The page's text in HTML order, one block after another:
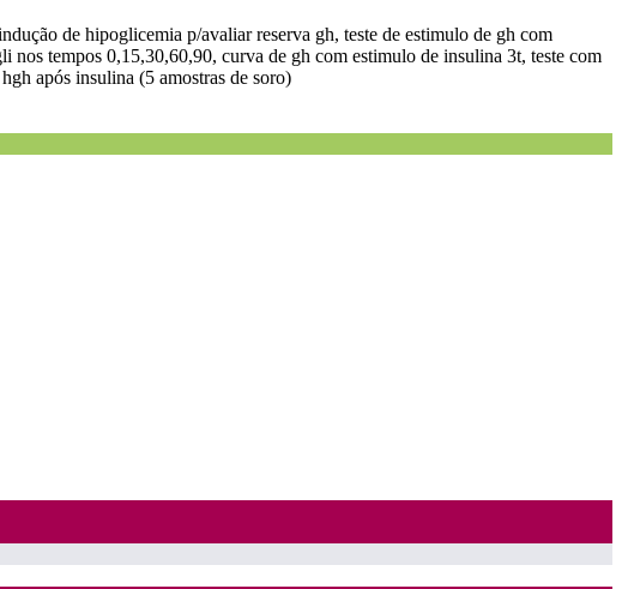
de hipoglicemia p/avaliar reserva gh, teste de estimulo de gh com
tempos 0,15,30,60,90, curva de gh com estimulo de insulina 3t, teste com
após insulina (5 amostras de soro)